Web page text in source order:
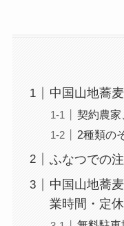
中国山地蕎
契約農家
2種類の
ふなつでの
中国山地蕎
業時間・定